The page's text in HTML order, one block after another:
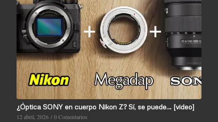
¿Óptica SONY en cuerpo Nikon Z? Sí, se puede… [video]
12 abril, 2026 / 0 Comentarios